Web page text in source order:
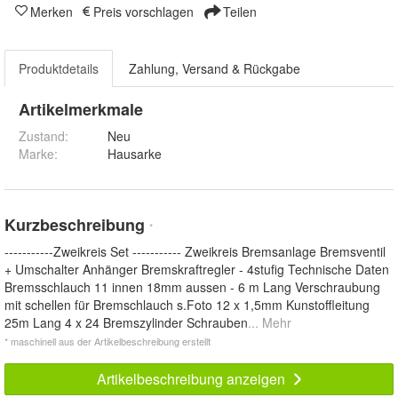
Merken Preis vorschlagen Teilen
Produktdetails Zahlung, Versand & Rückgabe
Artikelmerkmale
Zustand:
Neu
Marke:
Hausarke
Kurzbeschreibung *
-----------Zweikreis Set ----------- Zweikreis Bremsanlage Bremsventil
+ Umschalter Anhänger Bremskraftregler - 4stufig Technische Daten
Bremsschlauch 11 innen 18mm aussen - 6 m Lang Verschraubung
mit schellen für Bremschlauch s.Foto 12 x 1,5mm Kunstoffleitung
25m Lang 4 x 24 Bremszylinder Schrauben... Mehr
* maschinell aus der Artikelbeschreibung erstellt
Artikelbeschreibung anzeigen